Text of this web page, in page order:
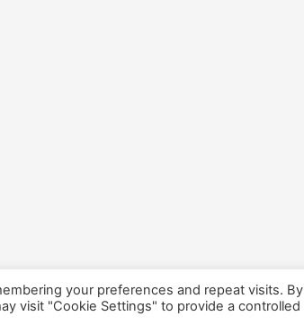
your preferences and repeat visits. By
visit "Cookie Settings" to provide a controlled